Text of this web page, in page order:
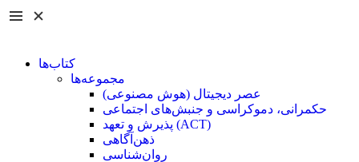
کتاب‌ها
مجموعه‌ها
عصر دیجیتال (هوش مصنوعی)
حکمرانی، دموکراسی و جنبش‌های اجتماعی
پذیرش و تعهد (ACT)
ذهن‌آگاهی
روان‌شناسی